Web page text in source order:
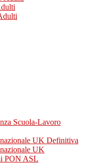
Scuola-Lavoro
UK Definitiva
UK
PON ASL